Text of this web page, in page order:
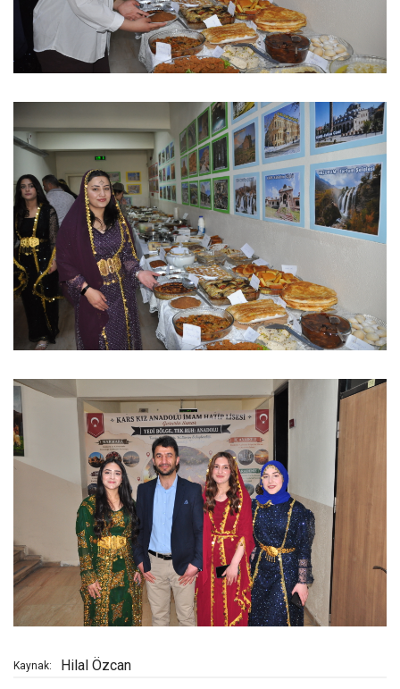
Kaynak: Hilal Özcan